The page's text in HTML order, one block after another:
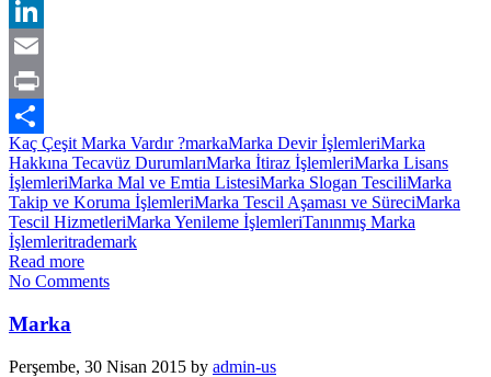
Twitter
LinkedIn
Email
Print
Share
Kaç Çeşit Marka Vardır ?markaMarka Devir İşlemleriMarka
Hakkına Tecavüz DurumlarıMarka İtiraz İşlemleriMarka Lisans
İşlemleriMarka Mal ve Emtia ListesiMarka Slogan TesciliMarka
Takip ve Koruma İşlemleriMarka Tescil Aşaması ve SüreciMarka
Tescil HizmetleriMarka Yenileme İşlemleriTanınmış Marka
İşlemleritrademark
Read more
No Comments
Marka
Perşembe, 30 Nisan 2015 by admin-us